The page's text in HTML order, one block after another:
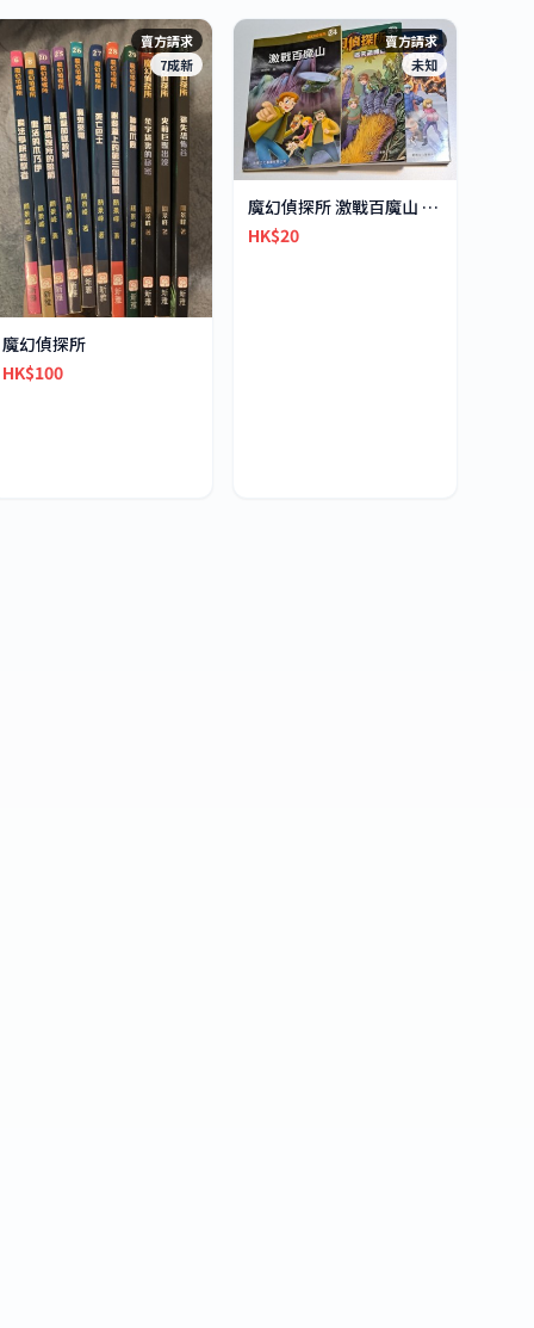
賣方請求
7成新
魔幻偵探所
HK$100
賣方請求
未知
魔幻偵探所 激戰百魔山 迷失恐怖谷 極地之吼
HK$20